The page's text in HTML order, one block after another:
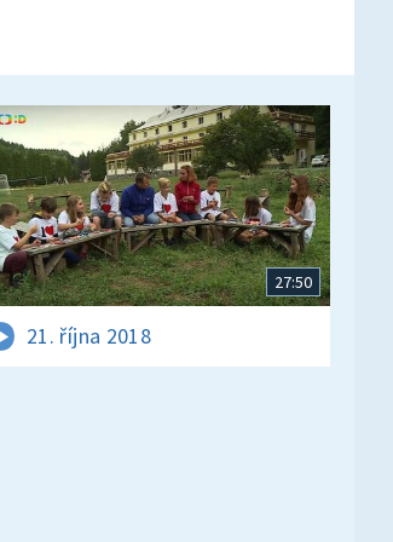
27:50
21. října 2018